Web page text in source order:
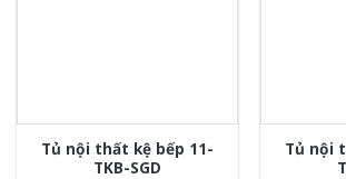
Tủ nội thất kệ bếp 11-
TKB-SGD
Tủ nội